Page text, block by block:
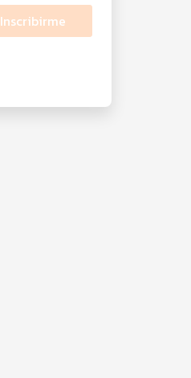
Inscribirme